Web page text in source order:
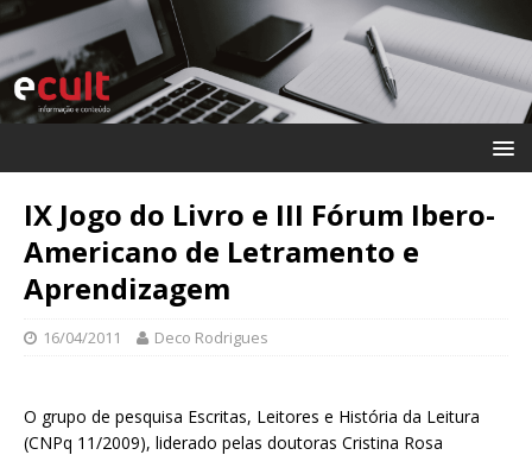
IX Jogo do Livro e III Fórum Ibero-
Americano de Letramento e
Aprendizagem
16/04/2011 Deco Rodrigues
O grupo de pesquisa Escritas, Leitores e História da Leitura
(CNPq 11/2009), liderado pelas doutoras Cristina Rosa